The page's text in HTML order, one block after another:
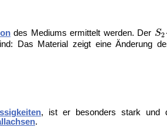
des Mediums ermittelt werden. Der
Das Material zeigt eine Änderung
, ist er besonders stark und
.